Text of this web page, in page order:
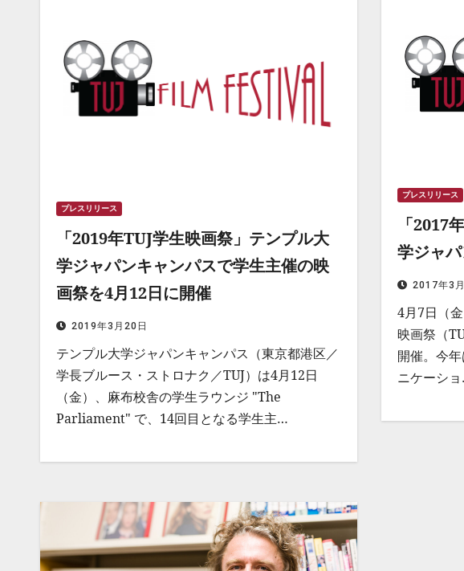
プレスリリース
「2019年TUJ学生映画祭」テンプル大
学ジャパンキャンパスで学生主催の映
画祭を4月12日に開催
2019年3月20日
テンプル大学ジャパンキャンパス（東京都港区／
学長ブルース・ストロナク／TUJ）は4月12日
（金）、麻布校舎の学生ラウンジ "The
Parliament" で、14回目となる学生主…
プレスリリース
「2017
学ジャ
2017年3
4月7日（
映画祭（
開催。今
ニケーシ